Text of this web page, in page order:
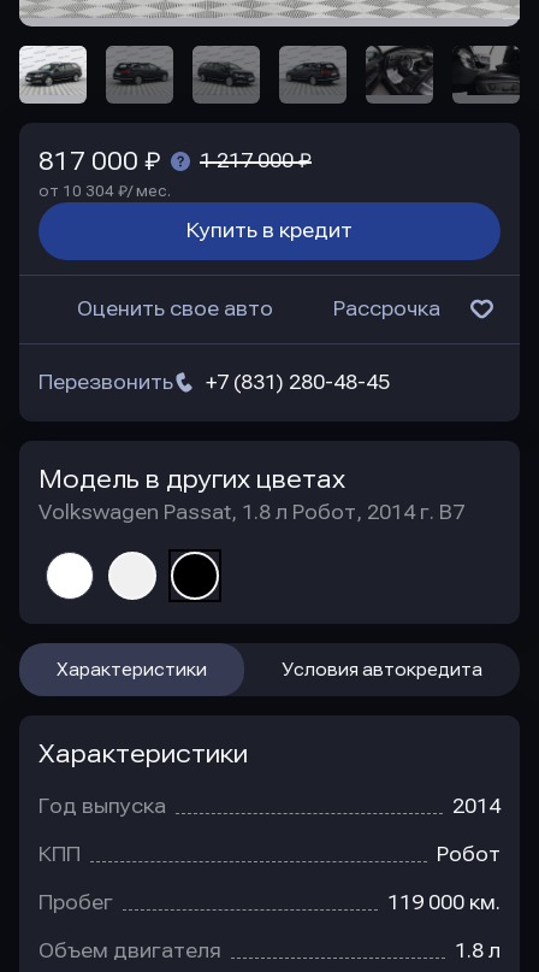
817 000 ₽ 1 217 000 ₽
от 10 304 ₽/ мес.
Купить в кредит
Оценить свое авто Рассрочка
+7 (831) 280-48-45
Перезвонить
Модель в других цветах
Volkswagen Passat, 1.8 л Робот, 2014 г. B7
Характеристики Условия автокредита
Характеристики
Год выпуска 2014
КПП Робот
Пробег 119 000 км.
Объем двигателя 1.8 л